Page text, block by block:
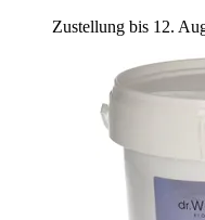
Zustellung bis 12.